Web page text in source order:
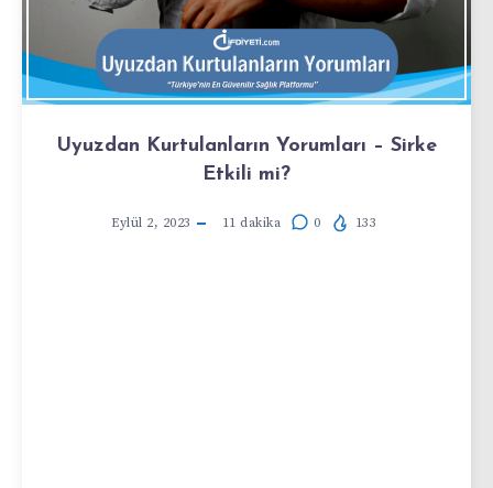
Uyuzdan Kurtulanların Yorumları – Sirke
Etkili mi?
Eylül 2, 2023 11 dakika 0 133